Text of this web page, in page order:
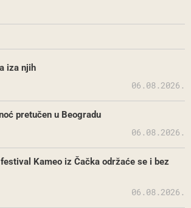
iza njih
06.08.2026.
pretučen u Beogradu
06.08.2026.
Kameo iz Čačka održaće se i bez
06.08.2026.